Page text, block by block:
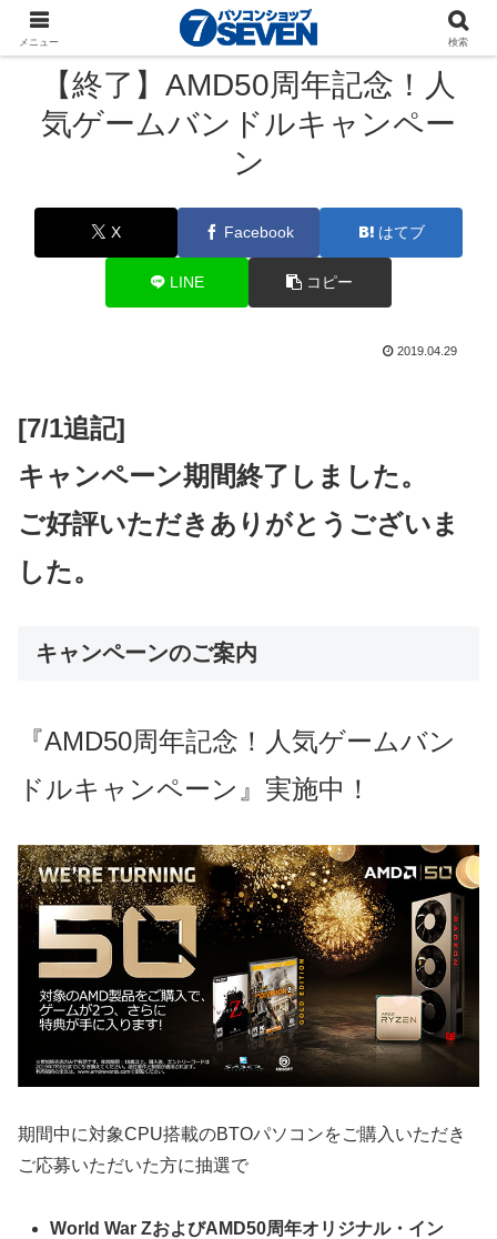
パソコンショップSEVEN ニュース キャンペーン
【終了】AMD50周年記念！人
気ゲームバンドルキャンペー
ン
X Facebook はてブ
LINE コピー
2019.04.29
[7/1追記]
キャンペーン期間終了しました。
ご好評いただきありがとうございま
した。
キャンペーンのご案内
『AMD50周年記念！人気ゲームバン
ドルキャンペーン』実施中！
期間中に対象CPU搭載のBTOパソコンをご購入いただき
ご応募いただいた方に抽選で
World War ZおよびAMD50周年オリジナル・イン
メニュー 検索